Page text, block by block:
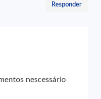
Responder
nescessário